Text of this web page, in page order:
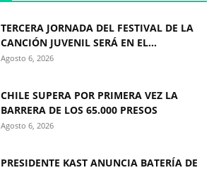
TERCERA JORNADA DEL FESTIVAL DE LA
CANCIÓN JUVENIL SERÁ EN EL...
Agosto 6, 2026
CHILE SUPERA POR PRIMERA VEZ LA
BARRERA DE LOS 65.000 PRESOS
Agosto 6, 2026
PRESIDENTE KAST ANUNCIA BATERÍA DE